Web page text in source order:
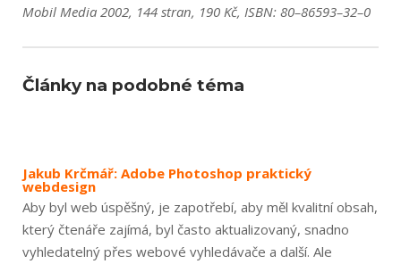
Mobil Media 2002, 144 stran, 190 Kč, ISBN: 80–86593–32–0
Články na podobné téma
Jakub Krčmář: Adobe Photoshop praktický
webdesign
Aby byl web úspěšný, je zapotřebí, aby měl kvalitní obsah,
který čtenáře zajímá, byl často aktualizovaný, snadno
vyhledatelný přes webové vyhledávače a další. Ale